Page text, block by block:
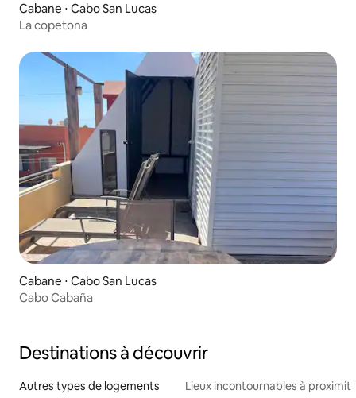
Cabane ⋅ Cabo San Lucas
La copetona
Cabane ⋅ Cabo San Lucas
Cabo Cabaña
Destinations à découvrir
Autres types de logements Lieux incontournables à